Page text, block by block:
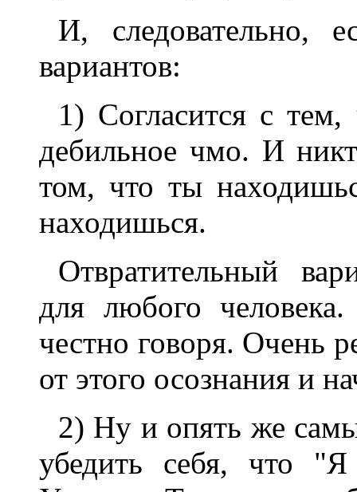
И, следовательно,
вариантов:
1) Согласится с
дебильное чмо. И
том, что ты
находишься.
Отвратительный
для любого
честно говоря. Очень
от этого осознания и
2) Ну и опять же
убедить себя, что